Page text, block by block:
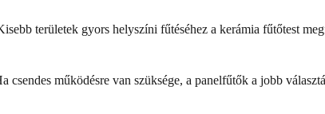
területek gyors helyszíni fűtéséhez a kerámia fűtőtest
csendes működésre van szüksége, a panelfűtők a jobb